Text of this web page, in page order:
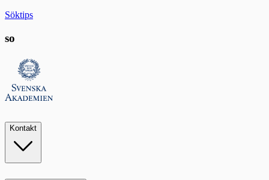
Söktips
so
Kontakt